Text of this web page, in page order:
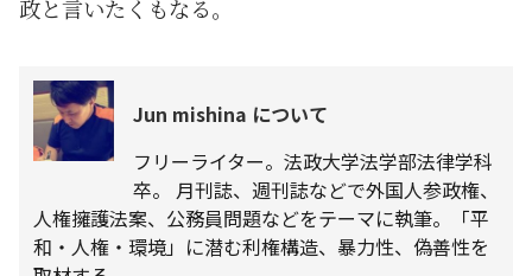
政と言いたくもなる。
Jun mishina について
フリーライター。法政大学法学部法律学科
卒。 月刊誌、週刊誌などで外国人参政権、
人権擁護法案、公務員問題などをテーマに執筆。「平
和・人権・環境」に潜む利権構造、暴力性、偽善性を